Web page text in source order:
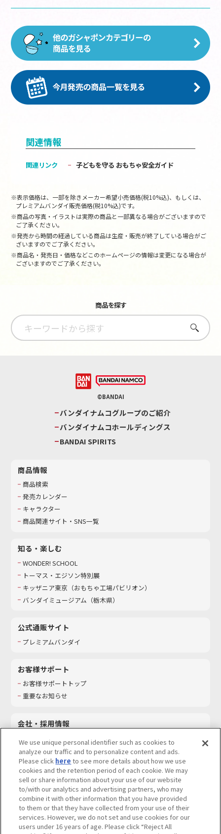
関連情報
関連リンク 子どもを守る おもちゃ安全ガイド
※表示価格は、一部を除きメーカー希望小売価格(税10%込)、もしくは、
プレミアムバンダイ販売価格(税10%込)です。
※商品の写真・イラストは実際の商品と一部異なる場合がございますので
ご了承ください。
※発売から時間の経過している商品は生産・販売が終了している場合がご
ざいますのでご了承ください。
※商品名・発売日・価格などこのホームページの情報は変更になる場合が
ございますのでご了承ください。
商品を探す
さがす
©BANDAI
バンダイナムコグループのご紹介
バンダイナムコホールディングス
BANDAI SPIRITS
商品情報
商品検索
発売カレンダー
キャラクター
商品関連サイト・SNS一覧
知る・楽しむ
WONDER! SCHOOL
トーマス・エジソン特別展
キッザニア東京（おもちゃ工場パビリオン）​
バンダイミュージアム（栃木県）
公式通販サイト
プレミアムバンダイ
お客様サポート
お客様サポートトップ
重要なお知らせ
会社・採用情報
採用情報
サステナビリティ
お問い合わせ
ウェブサイトご利用条件 ソーシャルメディアポリシー
We use unique personal identifier such as cookies to
analyze our traffic and to personalize content and ads.
Please click here to see more details about how we use
cookies and the retention period of each cookie. We may
sell or share information about your use of our website
to/with our analytics and advertising partners, who may
combine it with other information that you have provided
to them or that they have collected from your use of their
services. However, we do not set and use cookies for our
users under 16 years of age. Please click “Reject All